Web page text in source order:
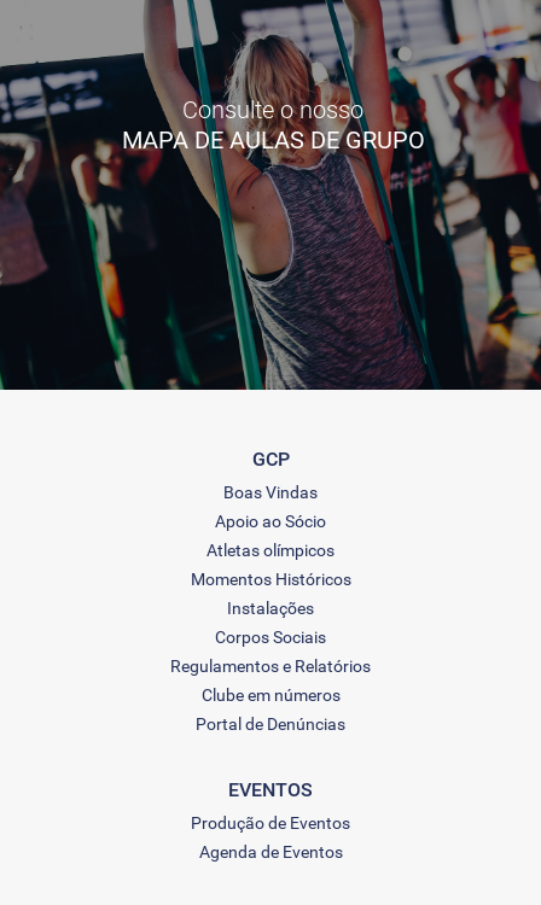
Consulte o nosso
MAPA DE AULAS DE GRUPO
GCP
Boas Vindas
Apoio ao Sócio
Atletas olímpicos
Momentos Históricos
Instalações
Corpos Sociais
Regulamentos e Relatórios
Clube em números
Portal de Denúncias
EVENTOS
Produção de Eventos
Agenda de Eventos